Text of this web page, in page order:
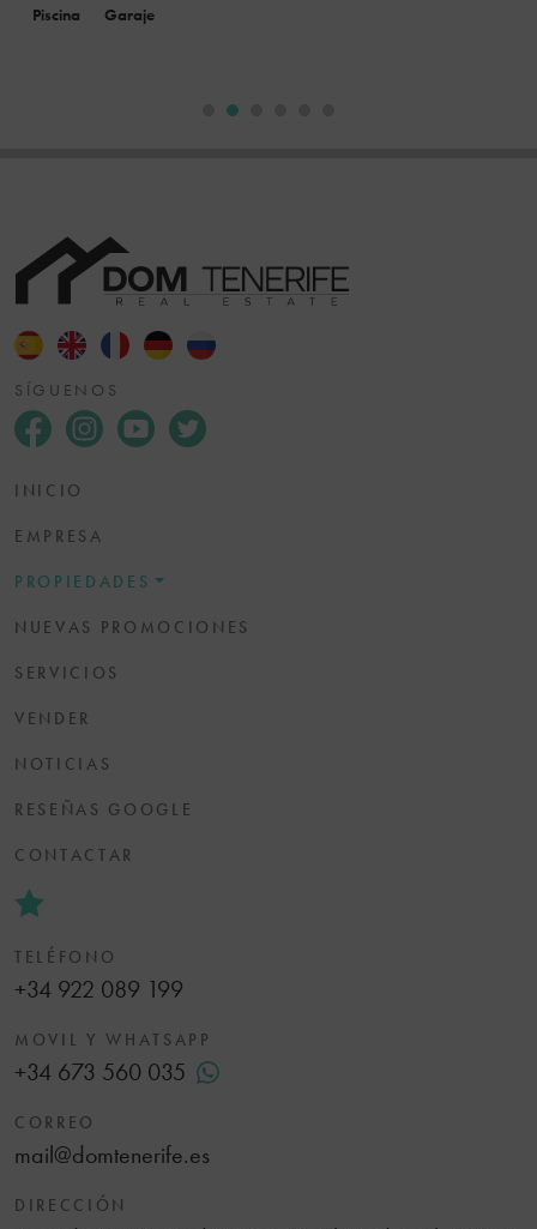
Piscina
Garaje
SÍGUENOS
INICIO
EMPRESA
PROPIEDADES
NUEVAS PROMOCIONES
SERVICIOS
VENDER
NOTICIAS
RESEÑAS GOOGLE
CONTACTAR
TELÉFONO
+34 922 089 199
MOVIL Y WHATSAPP
+34 673 560 035
CORREO
mail@domtenerife.es
DIRECCIÓN